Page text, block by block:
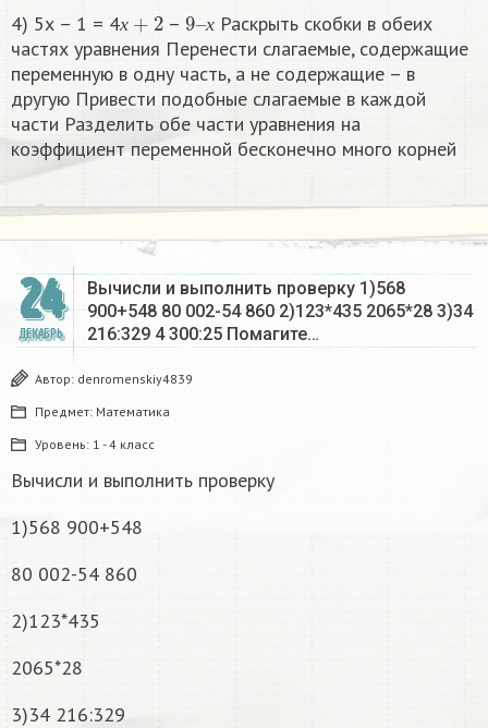
4) 5х – 1 = 4х – х
9
х
Раскрыть скобки в обеих
частях уравнения Перенести слагаемые, содержащие
переменную в одну часть, а не содержащие – в
другую Привести подобные слагаемые в каждой
части Разделить обе части уравнения на
коэффициент переменной бесконечно много корней​
24
ДЕКАБРЬ
Вычисли и выполнить проверку 1)568
900+548 80 002-54 860 2)123*435 2065*28 3)34
216:329 4 300:25 Помагите…
Автор: denromenskiy4839
Предмет: Математика
Уровень: 1 - 4 класс
Вычисли и выполнить проверку
1)568 900+548
80 002-54 860
2)123*435
2065*28
3)34 216:329